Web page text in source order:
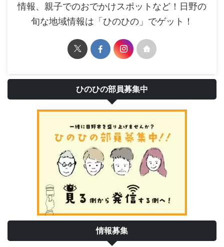
情報、親子でのおでかけスポットなど！日野の
旬な地域情報は「ひのひの」でゲット！
ひのひの部員募集中
情報募集